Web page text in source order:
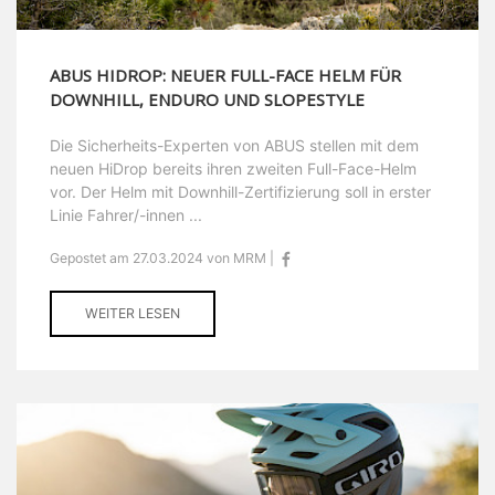
ABUS HIDROP: NEUER FULL-FACE HELM FÜR
DOWNHILL, ENDURO UND SLOPESTYLE
Die Sicherheits-Experten von ABUS stellen mit dem
neuen HiDrop bereits ihren zweiten Full-Face-Helm
vor. Der Helm mit Downhill-Zertifizierung soll in erster
Linie Fahrer/-innen ...
Gepostet am 27.03.2024 von MRM |
WEITER LESEN